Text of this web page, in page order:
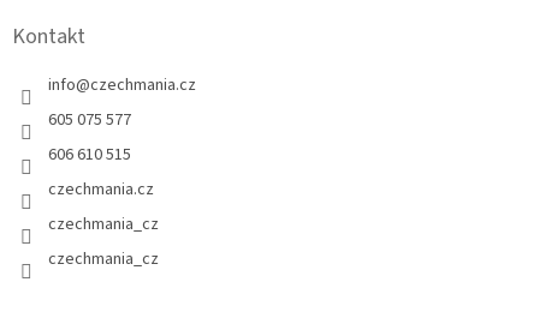
Kontakt
info@czechmania.cz
605 075 577
606 610 515
czechmania.cz
czechmania_cz
czechmania_cz